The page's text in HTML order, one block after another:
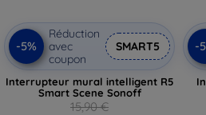
-5%
Réduction
avec
coupon
SMART5
Interrupteur mural intelligent R5
Smart Scene Sonoff
15,90 €
-